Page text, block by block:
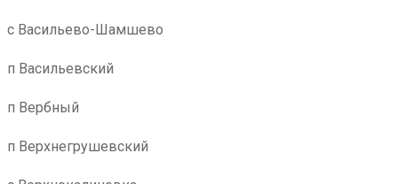
с Васильево-Шамшево
п Васильевский
п Вербный
п Верхнегрушевский